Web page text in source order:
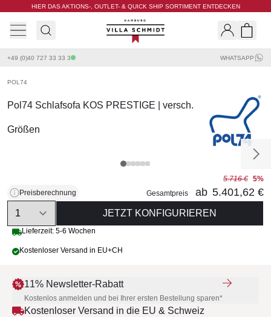
HIER DAS AKTIONS-, OUTLET- & QUICK SHIP SORTIMENT ENTDECKEN
Villa Schmidt
+49 (0)40 727 33 33 3 WHATSAPP
POL74
Pol74 Schlafsofa KOS PRESTIGE | versch.
Größen
Preisberechnung
5.716 € 5%
Gesamtpreis
ab 5.401,62 €
Quantity
JETZT KONFIGURIEREN
Lieferzeit: 5-6 Wochen
Kostenloser Versand in EU+CH
11% Newsletter-Rabatt
Kostenlos anmelden und bei Ihrer ersten Bestellung sparen*
Kostenloser Versand in die EU & Schweiz